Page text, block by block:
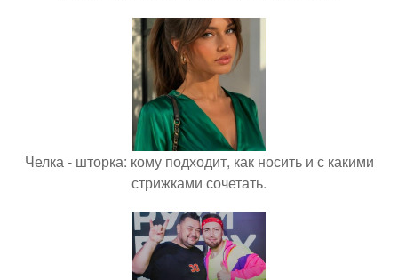
Челка - шторка: кому подходит, как носить и с какими
стрижками сочетать.